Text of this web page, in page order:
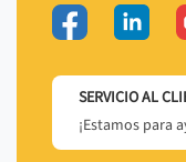
SERVICIO AL
¡Estamos para